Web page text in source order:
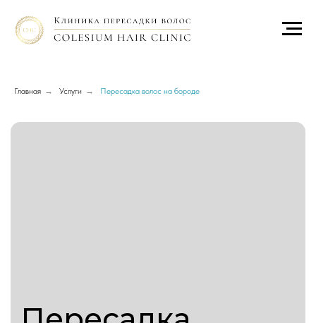
Главная → Услуги → Пересадка волос на бороде